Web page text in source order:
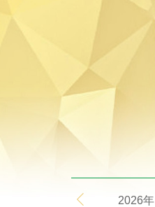
關於永達
業務發展
MDRT
客戶服務
網站連結
2026年